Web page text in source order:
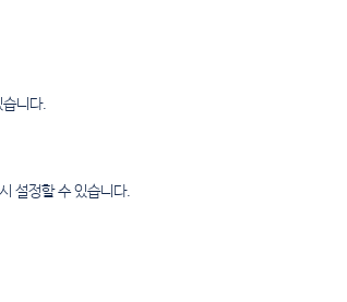
니다.
설정할 수 있습니다.